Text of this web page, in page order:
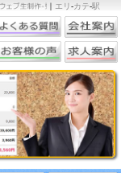
｜ エリ-カテ-駅